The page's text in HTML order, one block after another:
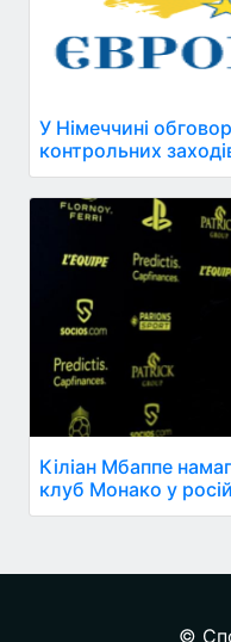
У Німеччині
контрольних
Кіліан Мбаппе
клуб Монако у
©